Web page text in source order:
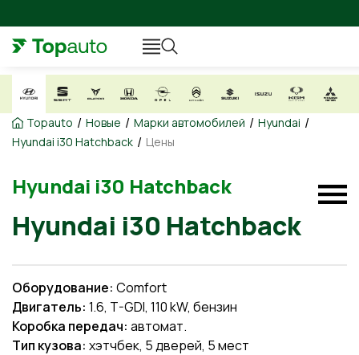
Topauto / Новые / Марки автомобилей / Hyundai /
Hyundai i30 Hatchback / Цены
Hyundai i30 Hatchback
Hyundai i30 Hatchback
Оборудование: Comfort
Двигатель: 1.6, T-GDI, 110 kW, бензин
Коробка передач: автомат.
Тип кузова: хэтчбек, 5 дверей, 5 мест